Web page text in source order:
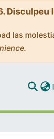
Disculpeu
las